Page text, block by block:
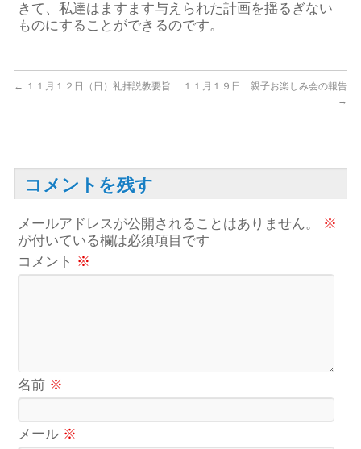
きて、私達はますます与えられた計画を揺るぎない
ものにすることができるのです。
← １１月１２日（日）礼拝説教要旨
１１月１９日 親子お楽しみ会の報告
→
コメントを残す
メールアドレスが公開されることはありません。
※
が付いている欄は必須項目です
コメント ※
名前 ※
メール ※